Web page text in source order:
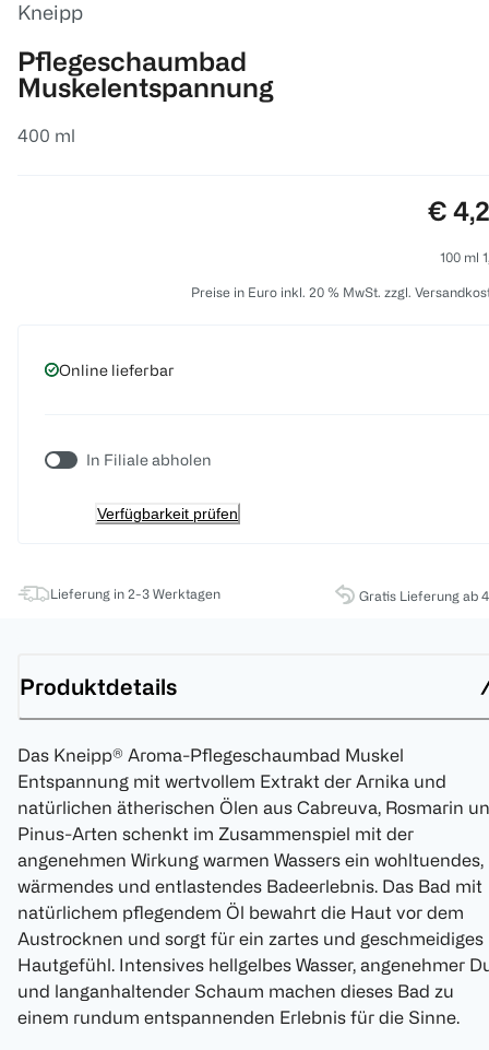
Kneipp
Pflegeschaumbad
Muskelentspannung
400 ml
€
100 ml
Preise in Euro inkl. 20 % MwSt. zzgl.
Online lieferbar
In Filiale abholen
Verfügbarkeit prüfen
Lieferung in 2-3 Werktagen Gratis Lieferung ab
Produktdetails
Das Kneipp® Aroma-Pflegeschaumbad Muskel
Entspannung mit wertvollem Extrakt der Arnika und
natürlichen ätherischen Ölen aus Cabreuva, Rosmarin
Pinus-Arten schenkt im Zusammenspiel mit der
angenehmen Wirkung warmen Wassers ein wohltuendes,
wärmendes und entlastendes Badeerlebnis. Das Bad mit
natürlichem pflegendem Öl bewahrt die Haut vor dem
Austrocknen und sorgt für ein zartes und geschmeidiges
Hautgefühl. Intensives hellgelbes Wasser, angenehmer
und langanhaltender Schaum machen dieses Bad zu
einem rundum entspannenden Erlebnis für die Sinne.